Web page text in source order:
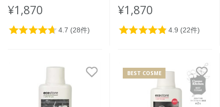
＜ユーカリ＞ 480mL
¥1,870
＜ゼラニウム＆オレンジ
＞ 480mL
¥1,870
BEST COSME